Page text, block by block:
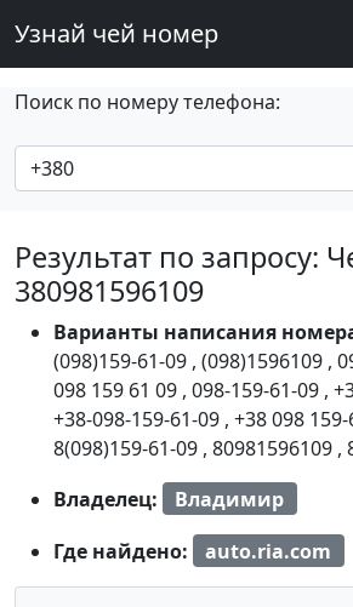
Узнай чей номер
Поиск по номеру телефона:
Результат по запросу:
380981596109
Варианты написания
(098)159-61-09 , (098)1596109 ,
098 159 61 09 , 098-159-61-09 ,
+38-098-159-61-09 , +38 098
8(098)159-61-09 , 80981596109 ,
Владелец:
Владимир
Где найдено:
auto.ria.com